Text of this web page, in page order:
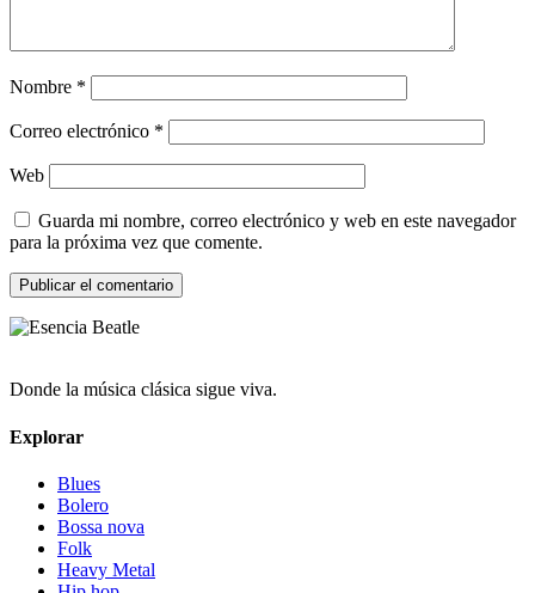
Nombre *
Correo electrónico *
Web
Guarda mi nombre, correo electrónico y web en este navegador
para la próxima vez que comente.
Donde la música clásica sigue viva.
Explorar
Blues
Bolero
Bossa nova
Folk
Heavy Metal